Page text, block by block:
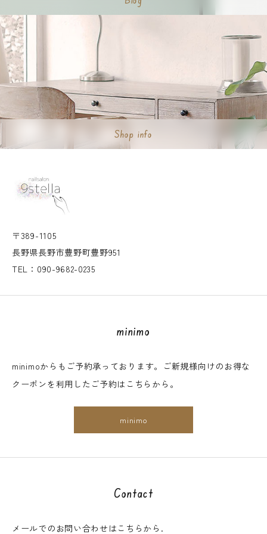
Shop info
〒389-1105
長野県長野市豊野町豊野951
TEL：090-9682-0235
minimo
minimoからもご予約承っております。ご新規様向けのお得な
クーポンを利用したご予約はこちらから。
minimo
Contact
メールでのお問い合わせはこちらから.